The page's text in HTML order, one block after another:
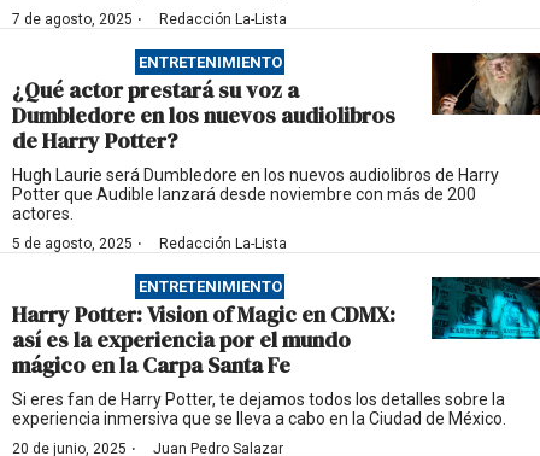
7 de agosto, 2025 · Redacción La-Lista
ENTRETENIMIENTO
¿Qué actor prestará su voz a
Dumbledore en los nuevos audiolibros
de Harry Potter?
Hugh Laurie será Dumbledore en los nuevos audiolibros de Harry
Potter que Audible lanzará desde noviembre con más de 200
actores.
5 de agosto, 2025 · Redacción La-Lista
ENTRETENIMIENTO
Harry Potter: Vision of Magic en CDMX:
así es la experiencia por el mundo
mágico en la Carpa Santa Fe
Si eres fan de Harry Potter, te dejamos todos los detalles sobre la
experiencia inmersiva que se lleva a cabo en la Ciudad de México.
20 de junio, 2025 · Juan Pedro Salazar